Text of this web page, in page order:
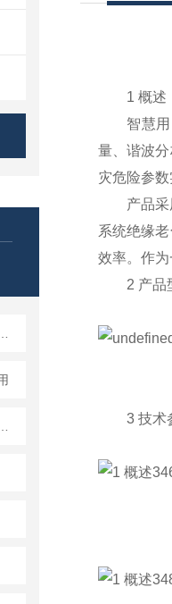
1 概述
智慧用电
量、谐波
灾危险参
产品采用
系统绝缘
效率。作
2 产品
3 技术